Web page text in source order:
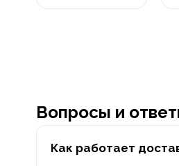
Вопросы и
Как работает